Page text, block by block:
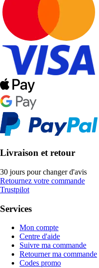
Livraison et retour
30 jours pour changer d'avis
Retournez votre commande
Trustpilot
Services
Mon compte
Centre d'aide
Suivre ma commande
Retourner ma commande
Codes promo